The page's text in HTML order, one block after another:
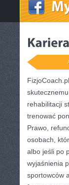
rehabilitacji
trenować
Prawo,
osobach,
albo jeśli po
wyjaśnienia
sportowców